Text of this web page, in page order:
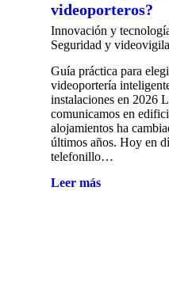
videoporteros?
Innovación y
Seguridad y
Guía práctica para
videoportería
instalaciones en 2026
comunicamos en
alojamientos ha
últimos años. Hoy en
telefonillo…
Leer más